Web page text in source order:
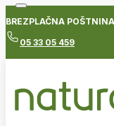
BREZPLAČNA
05 33 05 459